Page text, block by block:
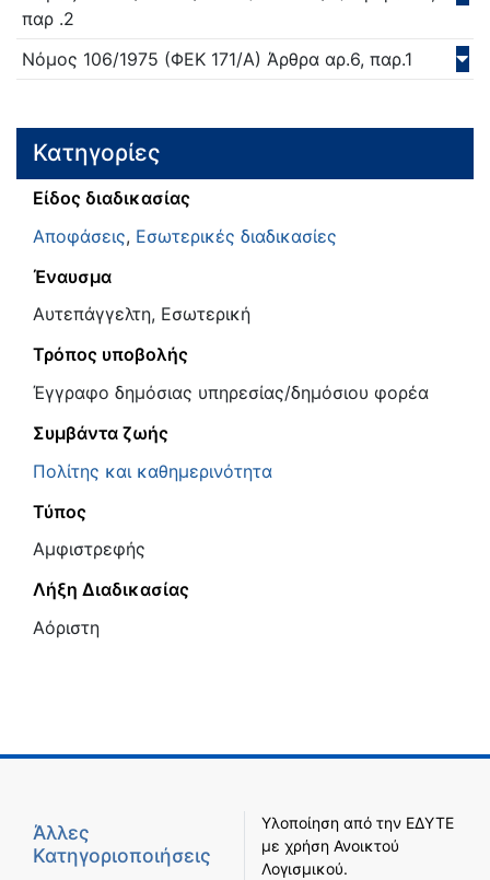
παρ .2
Νόμος 106/1975 (ΦΕΚ 171/Α) Άρθρα αρ.6, παρ.1
Κατηγορίες
Είδος διαδικασίας
Αποφάσεις, Εσωτερικές διαδικασίες
Έναυσμα
Αυτεπάγγελτη, Εσωτερική
Τρόπος υποβολής
Έγγραφο δημόσιας υπηρεσίας/δημόσιου φορέα
Συμβάντα ζωής
Πολίτης και καθημερινότητα
Τύπος
Αμφιστρεφής
Λήξη Διαδικασίας
Αόριστη
Άλλες
Κατηγοριοποιήσεις
Υλοποίηση από την ΕΔΥΤΕ
με χρήση Ανοικτού
Λογισμικού.